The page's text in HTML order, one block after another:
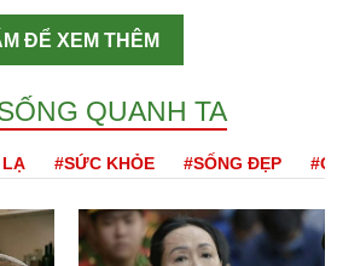
ĐỂ XEM THÊM
QUANH TA
#SỨC KHỎE #SỐNG ĐẸP